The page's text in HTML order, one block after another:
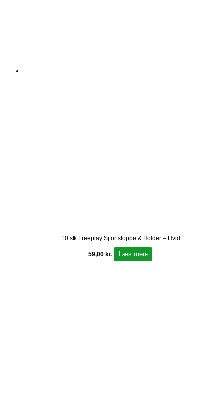
10 stk Freeplay Sportstoppe & Holder – Hvid
59,00 kr. Læs mere